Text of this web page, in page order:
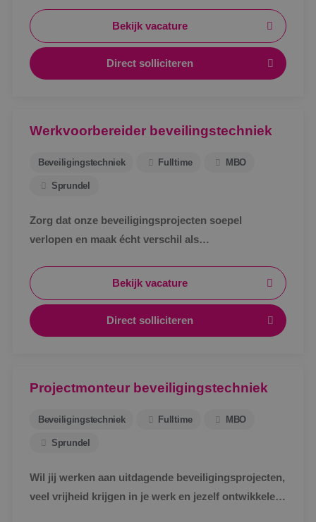
waar je aan toe bent.Bekijk vacature
Direct solliciteren
Werkvoorbereider beveilingstechniek
Beveiligingstechniek Fulltime MBO
Sprundel
Zorg dat onze beveiligingsprojecten soepel
verlopen en maak écht verschil als
Bekijk vacature
Direct solliciteren
Projectmonteur beveiligingstechniek
Beveiligingstechniek Fulltime MBO
Sprundel
Wil jij werken aan uitdagende beveiligingsprojecten,
veel vrijheid krijgen in je werk en jezelf ontwikkelen